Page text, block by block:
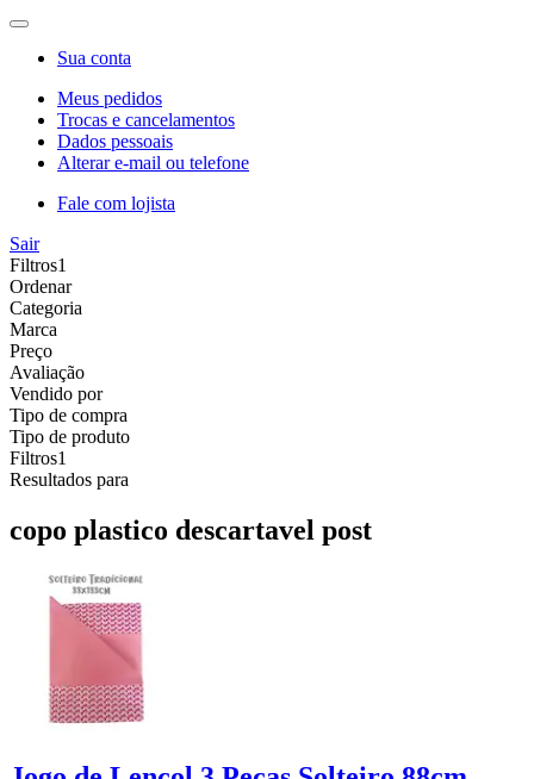
Sua conta
Meus pedidos
Trocas e cancelamentos
Dados pessoais
Alterar e-mail ou telefone
Fale com lojista
Sair
Filtros1
Ordenar
Categoria
Marca
Preço
Avaliação
Vendido por
Tipo de compra
Tipo de produto
Filtros1
Resultados para
copo plastico descartavel post